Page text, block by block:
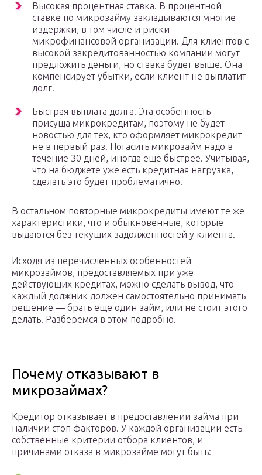
Высокая процентная ставка. В процентной
ставке по микрозайму закладываются многие
издержки, в том числе и риски
микрофинансовой организации. Для клиентов с
высокой закредитованностью компании могут
предложить деньги, но ставка будет выше. Она
компенсирует убытки, если клиент не выплатит
долг.
Быстрая выплата долга. Эта особенность
присуща микрокредитам, поэтому не будет
новостью для тех, кто оформляет микрокредит
не в первый раз. Погасить микрозайм надо в
течение 30 дней, иногда еще быстрее. Учитывая,
что на бюджете уже есть кредитная нагрузка,
сделать это будет проблематично.
В остальном повторные микрокредиты имеют те же
характеристики, что и обыкновенные, которые
выдаются без текущих задолженностей у клиента.
Исходя из перечисленных особенностей
микрозаймов, предоставляемых при уже
действующих кредитах, можно сделать вывод, что
каждый должник должен самостоятельно принимать
решение — брать еще один займ, или не стоит этого
делать. Разберемся в этом подробно.
Почему отказывают в
микрозаймах?
Кредитор отказывает в предоставлении займа при
наличии стоп факторов. У каждой организации есть
собственные критерии отбора клиентов, и
причинами отказа в микрозайме могут быть: